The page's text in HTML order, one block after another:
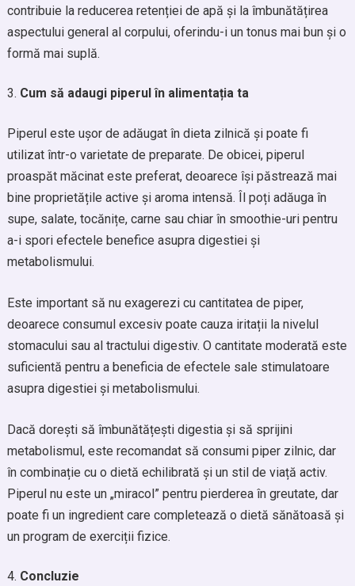
contribuie la reducerea retenției de apă și la îmbunătățirea
aspectului general al corpului, oferindu-i un tonus mai bun și o
formă mai suplă.
Cum să adaugi piperul în alimentația ta
Piperul este ușor de adăugat în dieta zilnică și poate fi
utilizat într-o varietate de preparate. De obicei, piperul
proaspăt măcinat este preferat, deoarece își păstrează mai
bine proprietățile active și aroma intensă. Îl poți adăuga în
supe, salate, tocănițe, carne sau chiar în smoothie-uri pentru
a-i spori efectele benefice asupra digestiei și
metabolismului.
Este important să nu exagerezi cu cantitatea de piper,
deoarece consumul excesiv poate cauza iritații la nivelul
stomacului sau al tractului digestiv. O cantitate moderată este
suficientă pentru a beneficia de efectele sale stimulatoare
asupra digestiei și metabolismului.
Dacă dorești să îmbunătățești digestia și să sprijini
metabolismul, este recomandat să consumi piper zilnic, dar
în combinație cu o dietă echilibrată și un stil de viață activ.
Piperul nu este un „miracol” pentru pierderea în greutate, dar
poate fi un ingredient care completează o dietă sănătoasă și
un program de exerciții fizice.
Concluzie